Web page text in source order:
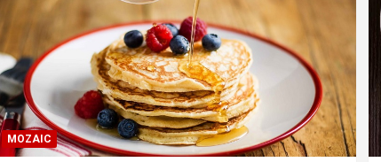
MOZAIC